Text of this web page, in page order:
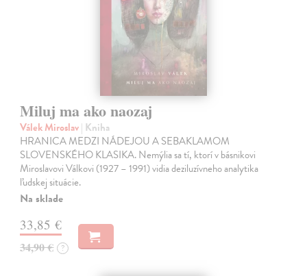
Miluj ma ako naozaj
Válek Miroslav| Kniha
HRANICA MEDZI NÁDEJOU A SEBAKLAMOM
SLOVENSKÉHO KLASIKA. Nemýlia sa tí, ktorí v básnikovi
Miroslavovi Válkovi (1927 – 1991) vidia deziluzívneho analytika
ľudskej situácie.
Na sklade
33,85 €
34,90 € ?